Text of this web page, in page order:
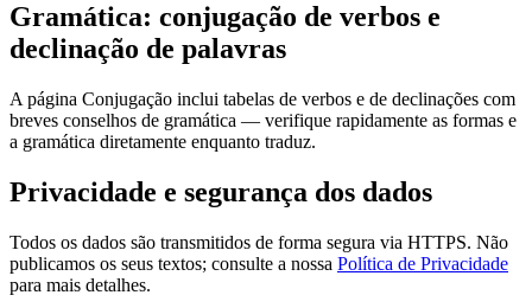
Gramática: conjugação de verbos e
declinação de palavras
A página Conjugação inclui tabelas de verbos e de declinações com
breves conselhos de gramática — verifique rapidamente as formas e
a gramática diretamente enquanto traduz.
Privacidade e segurança dos dados
Todos os dados são transmitidos de forma segura via HTTPS. Não
publicamos os seus textos; consulte a nossa Política de Privacidade
para mais detalhes.